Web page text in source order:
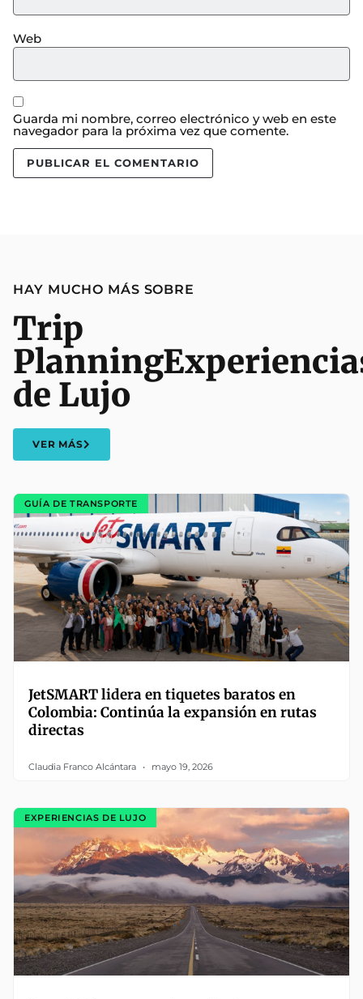
Web
Guarda mi nombre, correo electrónico y web en este
navegador para la próxima vez que comente.
HAY MUCHO MÁS SOBRE
Trip
Planning
de Lujo
VER MÁS
GUÍA DE TRANSPORTE
JetSMART lidera en tiquetes baratos en
Colombia: Continúa la expansión en rutas
directas
Claudia Franco Alcántara mayo 19, 2026
EXPERIENCIAS DE LUJO